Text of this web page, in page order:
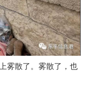
散了。雾散了，也